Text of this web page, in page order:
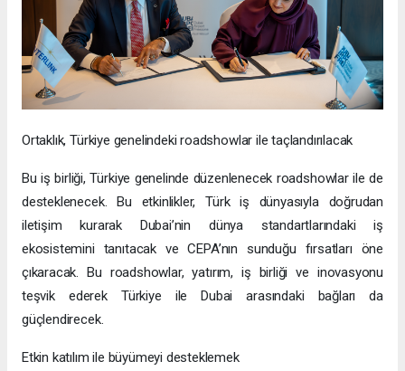
Ortaklık, Türkiye genelindeki roadshowlar ile taçlandırılacak
Bu iş birliği, Türkiye genelinde düzenlenecek roadshowlar ile de
desteklenecek. Bu etkinlikler, Türk iş dünyasıyla doğrudan
iletişim kurarak Dubai’nin dünya standartlarındaki iş
ekosistemini tanıtacak ve CEPA’nın sunduğu fırsatları öne
çıkaracak. Bu roadshowlar, yatırım, iş birliği ve inovasyonu
teşvik ederek Türkiye ile Dubai arasındaki bağları da
güçlendirecek.
Etkin katılım ile büyümeyi desteklemek